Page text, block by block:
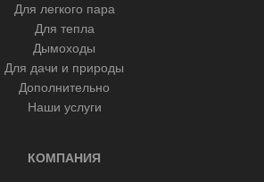
Для легкого пара
Для тепла
Дымоходы
Для дачи и природы
Дополнительно
Наши услуги
КОМПАНИЯ